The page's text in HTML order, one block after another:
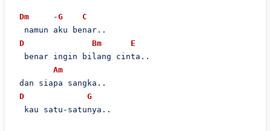
Dm
     -
G
C
  namun aku benar..
D
Bm
E
  benar ingin bilang cinta..
Am
dan siapa sangka..
D
G
  kau satu-satunya..